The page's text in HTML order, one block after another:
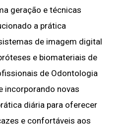
geração e técnicas
a prática
de imagem digital
e biomateriais de
de Odontologia
incorporando novas
diária para oferecer
e confortáveis aos